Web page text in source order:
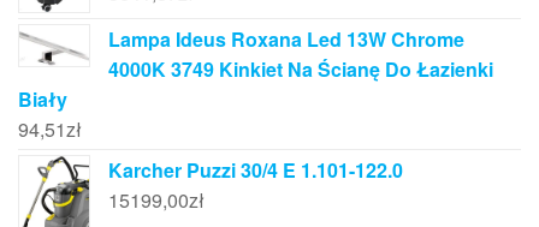
Lampa Ideus Roxana Led 13W Chrome
4000K 3749 Kinkiet Na Ścianę Do Łazienki
Biały
94,51zł
Karcher Puzzi 30/4 E 1.101-122.0
15199,00zł